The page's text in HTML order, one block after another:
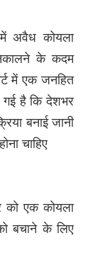
अवैध कोयला
के कदम
में एक जनहित
गई है कि देशभर
बनाई जानी
चाहिए
को एक कोयला
बचाने के लिए